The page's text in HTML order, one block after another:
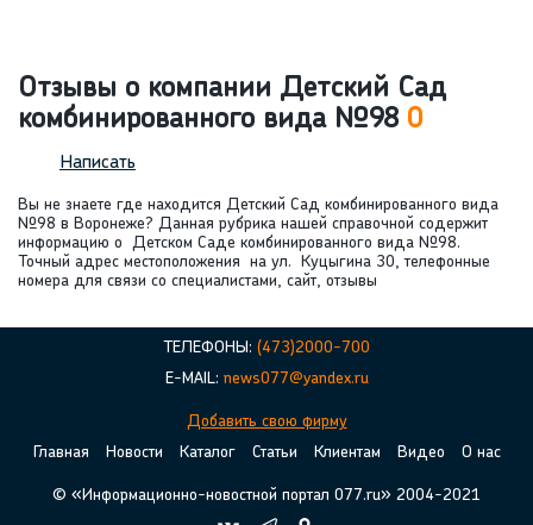
Отзывы о компании Детский Сад
комбинированного вида №98 0
Написать
Вы не знаете где находится Детский Сад комбинированного вида
№98 в Воронеже? Данная рубрика нашей справочной содержит
информацию о Детском Саде комбинированного вида №98.
Точный адрес местоположения на ул. Куцыгина 30, телефонные
номера для связи со специалистами, сайт, отзывы
ТЕЛЕФОНЫ: (473)2000-700
E-MAIL: news077@yandex.ru
Добавить свою фирму
Главная
Новости Каталог Статьи Клиентам Видео О нас
© «Информационно-новостной портал 077.ru» 2004-2021